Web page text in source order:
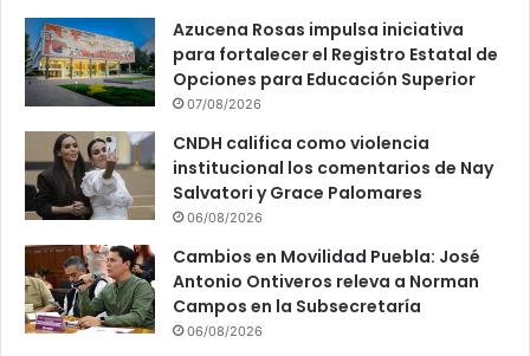
Azucena Rosas impulsa iniciativa
para fortalecer el Registro Estatal de
Opciones para Educación Superior
07/08/2026
CNDH califica como violencia
institucional los comentarios de Nay
Salvatori y Grace Palomares
06/08/2026
Cambios en Movilidad Puebla: José
Antonio Ontiveros releva a Norman
Campos en la Subsecretaría
06/08/2026